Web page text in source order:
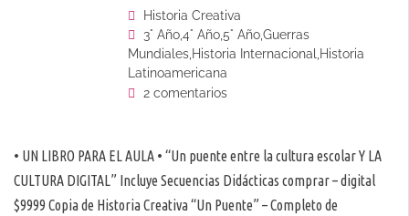
Historia Creativa
3° Año4° Año5° AñoGuerras
Mundiales Historia Internacional Historia
Latinoamericana
2 comentarios
• UN LIBRO PARA EL AULA • “Un puente entre la cultura escolar Y LA
CULTURA DIGITAL” Incluye Secuencias Didácticas comprar – digital
$9999 Copia de Historia Creativa “Un Puente” – Completo de